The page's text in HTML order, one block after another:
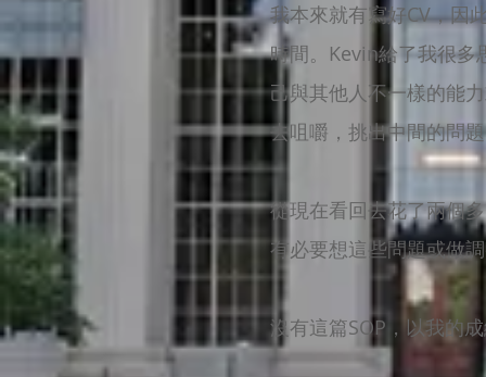
我本來就有寫好CV，因
時間。Kevin給了我很多
己與其他人不一樣的能
去咀嚼，挑出中間的問
從現在看回去花了兩個
有必要想這些問題或做
沒有這篇SOP，以我的